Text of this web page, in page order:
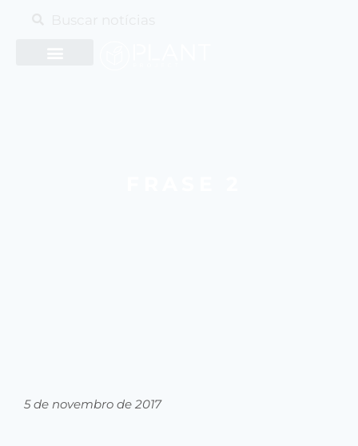
5 de novembro de 2017